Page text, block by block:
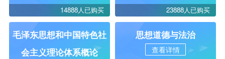
14888人已购买 23888人已购买
毛泽东思想和中国特色社
会主义理论体系概论
思想道德与法治
查看详情